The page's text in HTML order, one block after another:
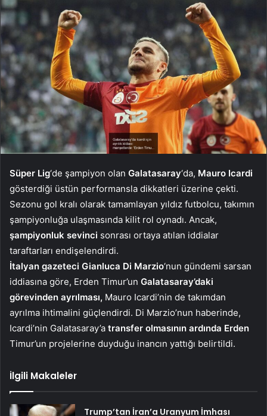
Süper Lig‘de şampiyon olan Galatasaray‘da, Mauro Icardi
gösterdiği üstün performansla dikkatleri üzerine çekti.
Sezonu gol kralı olarak tamamlayan yıldız futbolcu, takımın
şampiyonluğa ulaşmasında kilit rol oynadı. Ancak,
şampiyonluk sevinci sonrası ortaya atılan iddialar
taraftarları endişelendirdi.
İtalyan gazeteci Gianluca Di Marzio‘nun gündemi sarsan
iddiasına göre, Erden Timur’un Galatasaray’daki
görevinden ayrılması, Mauro Icardi’nin de takımdan
ayrılma ihtimalini güçlendirdi. Di Marzio’nun haberinde,
Icardi’nin Galatasaray’a transfer olmasının ardında Erden
Timur’un projelerine duyduğu inancın yattığı belirtildi.
İlgili Makaleler
Trump’tan İran’a Uranyum İmhası